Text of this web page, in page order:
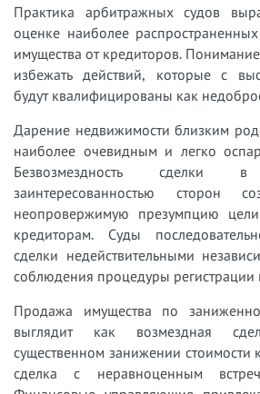
Практика арбитражных судов
оценке наиболее
имущества от кредиторов.
избежать действий, которые с
будут квалифицированы как
Дарение недвижимости близким
наиболее очевидным и легко
Безвозмездность
заинтересованностью сторон
неопровержимую презумпцию
кредиторам. Суды
сделки недействительными
соблюдения процедуры регистрации
Продажа имущества по
выглядит как возмездная
существенном занижении стоимости
сделка с неравноценным